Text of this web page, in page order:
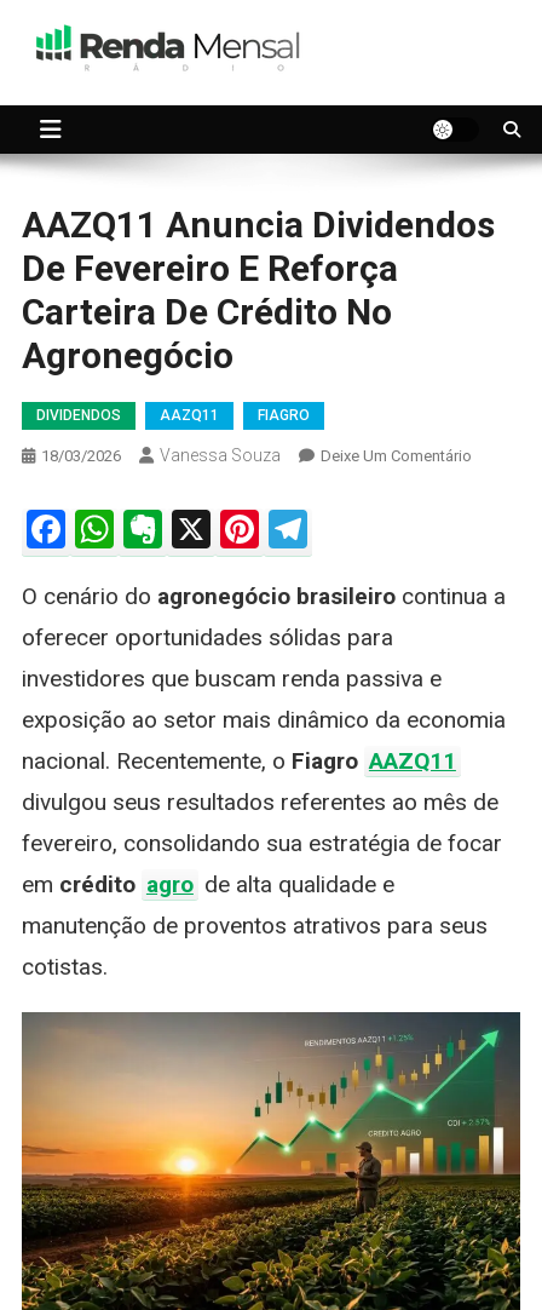
AAZQ11 Anuncia Dividendos
De Fevereiro E Reforça
Carteira De Crédito No
Agronegócio
DIVIDENDOS AAZQ11 FIAGRO
18/03/2026 Vanessa Souza Deixe Um ComentárioOn
Fevereiro
Crédito
Facebook
WhatsApp
Evernote
X Pinterest
Telegram
O cenário do agronegócio brasileirocontinua a
oferecer oportunidades sólidas para
investidores que buscam renda passiva e
exposição ao setor mais dinâmico da economia
nacional. Recentemente, o Fiagro AAZQ11
divulgou seus resultados referentes ao mês de
fevereiro, consolidando sua estratégia de focar
em crédito agro de alta qualidade e
manutenção de proventos atrativos para seus
cotistas.